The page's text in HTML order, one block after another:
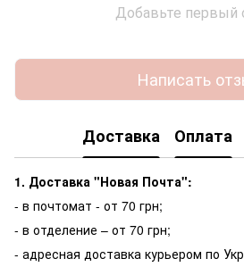
Добавьте первый
Написать
Доставка Оплата
1. Доставка "Новая Почта":
- в почтомат - от 70 грн;
- в отделение – от 70 грн;
- адресная доставка курьером по